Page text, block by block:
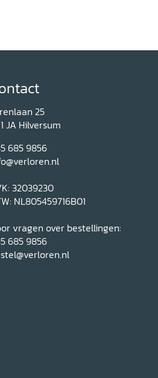
25
JA Hilversum
685 9856
32039230
NL805459716B01
vragen over bestellingen:
685 9856